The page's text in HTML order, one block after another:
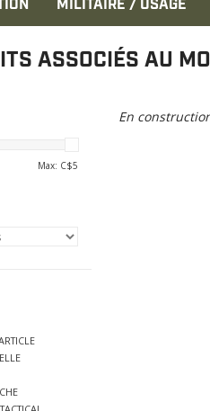
MILITAIRE / USAGÉ
ASSOCIÉS AU
Max: C$5
En